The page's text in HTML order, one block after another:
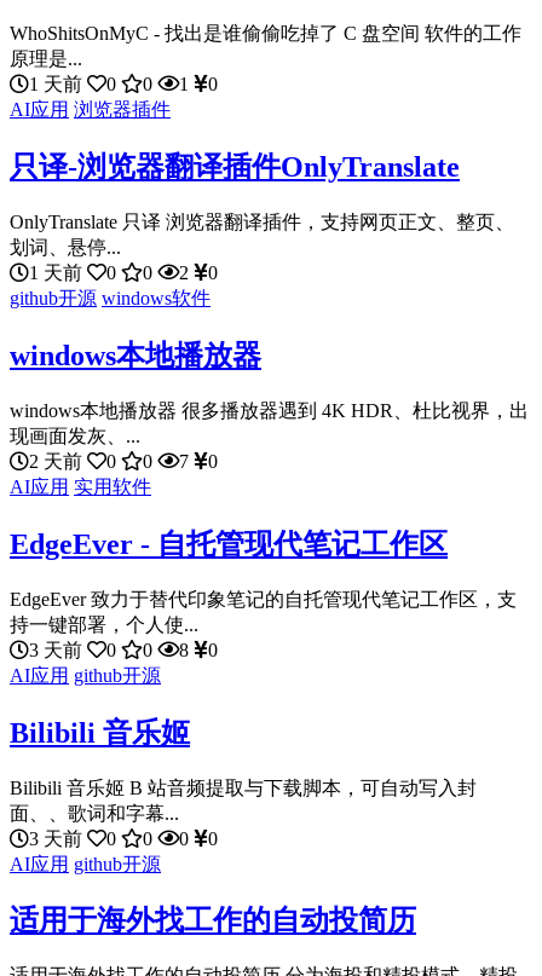
WhoShitsOnMyC - 找出是谁偷偷吃掉了 C 盘空间 软件的工作
原理是...
1 天前
0 0 1
0
AI应用 浏览器插件
只译-浏览器翻译插件OnlyTranslate
OnlyTranslate 只译 浏览器翻译插件，支持网页正文、整页、
划词、悬停...
1 天前
0 0 2
0
github开源 windows软件
windows本地播放器
windows本地播放器 很多播放器遇到 4K HDR、杜比视界，出
现画面发灰、...
2 天前
0 0 7
0
AI应用 实用软件
EdgeEver - 自托管现代笔记工作区
EdgeEver 致力于替代印象笔记的自托管现代笔记工作区，支
持一键部署，个人使...
3 天前
0 0 8
0
AI应用 github开源
Bilibili 音乐姬
Bilibili 音乐姬 B 站音频提取与下载脚本，可自动写入封
面、、歌词和字幕...
3 天前
0 0 0
0
AI应用 github开源
适用于海外找工作的自动投简历